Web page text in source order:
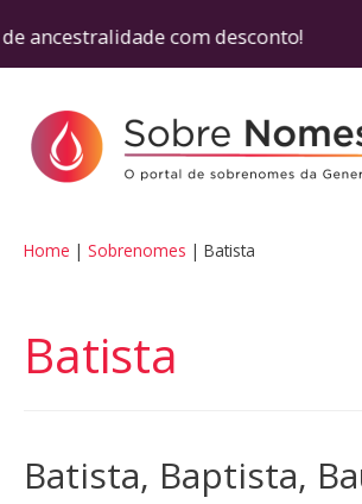
ancestralidade com
Home Sobrenomes Batista
Batista
Batista, Baptista,